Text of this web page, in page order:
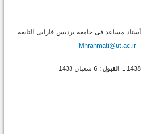
مساعد فی جامعة بردیس فارابی التابعة
Mhrahmati@ut.ac.ir
القبول : 6 شعبان 1438